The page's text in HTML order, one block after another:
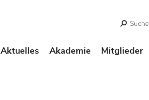
Suche
Aktuelles Akademie Mitglieder